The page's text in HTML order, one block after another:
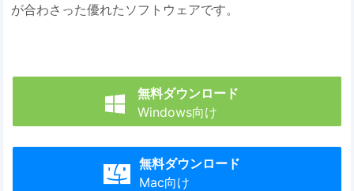
が合わさった優れたソフトウェアです。

無料ダウンロード
Windows向け

無料ダウンロード
Mac向け